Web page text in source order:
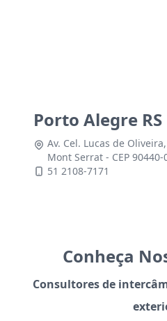
Porto Alegre RS
Av. Cel. Lucas de
Mont Serrat - CEP 90440-
51 2108-7171
Conheça
Consultores de